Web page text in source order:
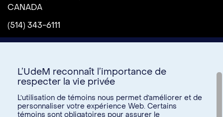
CANADA
(514) 343-6111
L’UdeM reconnaît l’importance de
respecter la vie privée
L’utilisation de témoins nous permet d’améliorer et de
personnaliser votre expérience Web. Certains
témoins sont obligatoires pour assurer le